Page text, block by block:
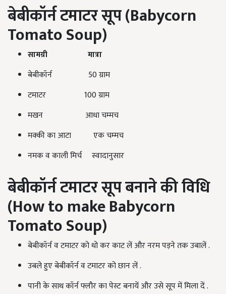
बेबीकॉर्न टमाटर सूप (Babycorn
Tomato Soup)
सामग्री मात्रा
बेबीकॉर्न 50 ग्राम
टमाटर 100 ग्राम
मखन आधा चम्मच
मक्की का आटा एक चम्मच
नमक व काली मिर्च स्वादानुसार
बेबीकॉर्न टमाटर सूप बनाने कीविधि
(How to make Babycorn
Tomato Soup)
बेबीकॉर्न व टमाटर को धो कर काट लें और नरम पड़ने तक उबालें .
उबले हुए बेबीकॉर्न व टमाटर को छान लें .
पानी के साथ कॉर्न फ्लौर का पेस्ट बनायें और उसे सूप में मिला दें .